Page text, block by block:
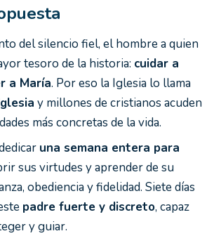
del silencio fiel, el hombre a quien
tesoro de la historia: cuidar a
a María. Por eso la Iglesia lo llama
y millones de cristianos acuden
más concretas de la vida.
una semana entera para
sus virtudes y aprender de su
obediencia y fidelidad. Siete días
padre fuerte y discreto, capaz
y guiar.